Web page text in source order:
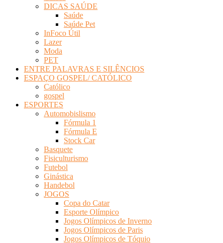
DICAS SAÚDE
Saúde
Saúde Pet
InFoco Útil
Lazer
Moda
PET
ENTRE PALAVRAS E SILÊNCIOS
ESPAÇO GOSPEL/ CATÓLICO
Católico
gospel
ESPORTES
Automobislismo
Fórmula 1
Fórmula E
Stock Car
Basquete
Fisiculturismo
Futebol
Ginástica
Handebol
JOGOS
Copa do Catar
Esporte Olímpico
Jogos Olímpicos de Inverno
Jogos Olímpicos de Paris
Jogos Olímpicos de Tóquio